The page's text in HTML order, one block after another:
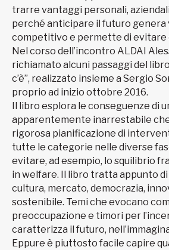
trarre vantaggi personali,
perché anticipare il futuro genera
competitivo e permette di evitare
Nel corso dell’incontro ALDAI
richiamato alcuni passaggi del
c’è”, realizzato insieme a Sergio
proprio ad inizio ottobre 2016.
Il libro esplora le conseguenze di
apparentemente inarrestabile
rigorosa pianificazione di
tutte le categorie nelle diverse
evitare, ad esempio, lo squilibrio
in welfare. Il libro tratta appunto
cultura, mercato, democrazia,
sostenibile. Temi che evocano
preoccupazione e timori per
caratterizza il futuro,
Eppure è piuttosto facile capire